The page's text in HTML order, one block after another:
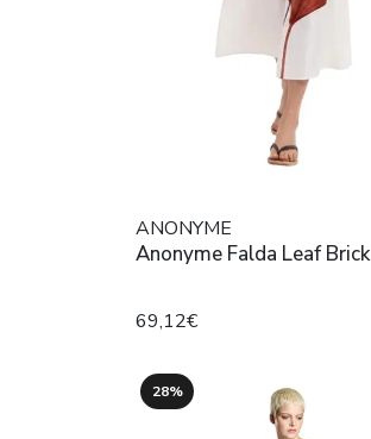
ANONYME
Anonyme Falda Leaf Brick
69,12€
28%